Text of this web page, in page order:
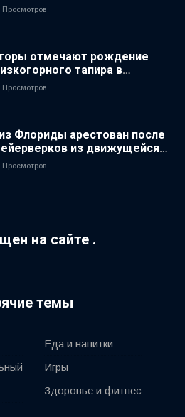
Просмотров
отмечают рождение
тапира в
за 14 лет
Просмотров
Флориды арестован после
из движущейся
Просмотров
на сайте .
темы
Еда и напитки
Игры
Здоровье и фитнес